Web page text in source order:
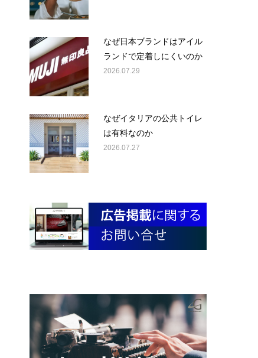
なぜ日本ブランドはアイル
ランドで定着しにくいのか
2026.07.29
なぜイタリアの公共トイレ
は有料なのか
2026.07.27